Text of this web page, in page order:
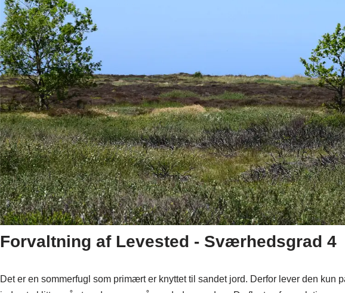
Forvaltning af Levested - Sværhedsgrad 4
Det er en sommerfugl som primært er knyttet til sandet jord. Derfor lever den kun